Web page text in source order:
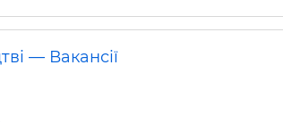
— Вакансії